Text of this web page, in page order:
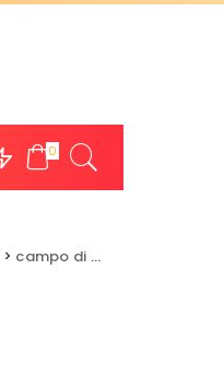
0
> campo di mare 2